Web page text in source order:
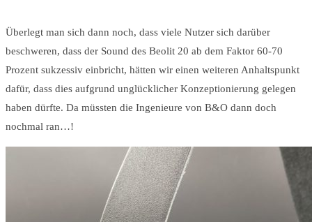
Überlegt man sich dann noch, dass viele Nutzer sich darüber
beschweren, dass der Sound des Beolit 20 ab dem Faktor 60-70
Prozent sukzessiv einbricht, hätten wir einen weiteren Anhaltspunkt
dafür, dass dies aufgrund unglücklicher Konzeptionierung gelegen
haben dürfte. Da müssten die Ingenieure von B&O dann doch
nochmal ran…!